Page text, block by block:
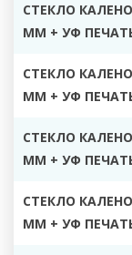
СТЕКЛО
ММ + УФ
СТЕКЛО
ММ + УФ
СТЕКЛО
ММ + УФ
СТЕКЛО
ММ + УФ